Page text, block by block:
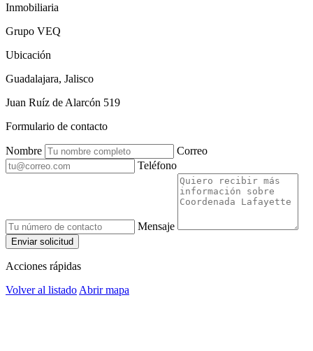
Inmobiliaria
Grupo VEQ
Ubicación
Guadalajara, Jalisco
Juan Ruíz de Alarcón 519
Formulario de contacto
Nombre
Correo
Teléfono
Mensaje
Enviar solicitud
Acciones rápidas
Volver al listado Abrir mapa